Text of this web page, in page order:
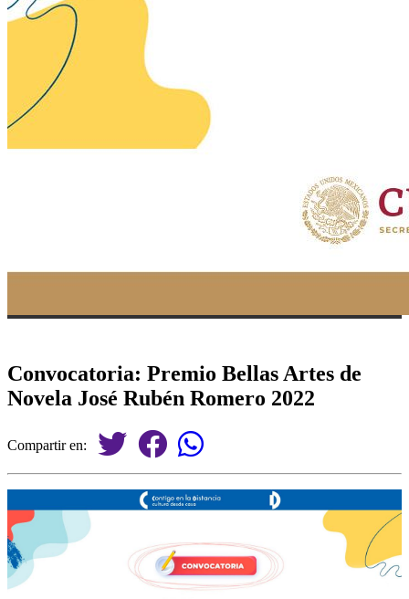
Convocatoria: Premio Bellas Artes de
Novela José Rubén Romero 2022
Compartir en: